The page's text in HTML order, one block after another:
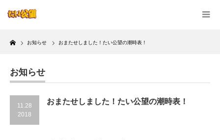
Home
お知らせ おまたせしました！たい公望の潮時表！
お知らせ
11.28
2018
おまたせしました！たい公望の潮時表！